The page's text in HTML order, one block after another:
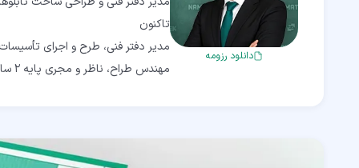
دانلود رزومه
مهندس طراح، ناظر و مجری پایه 2 سازمان نظام مهندسی استان تهران